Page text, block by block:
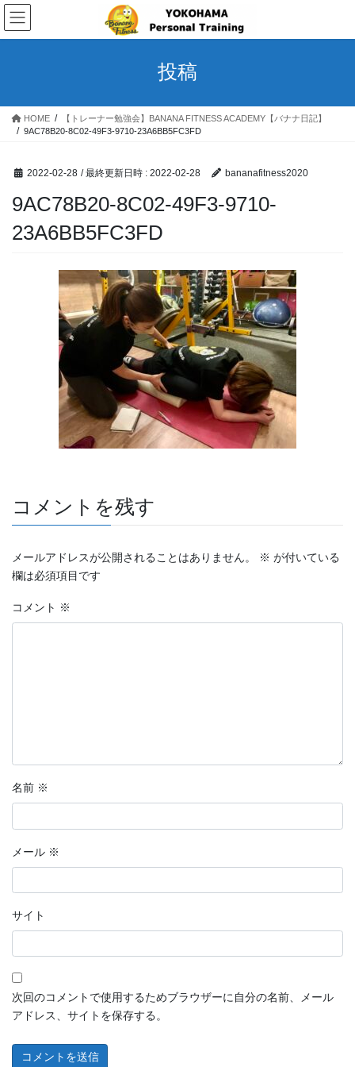
コ
ン
テ
ス
ナ
ビ
ゲ
ン
投稿
HOME
【トレーナー勉強会】BANANA FITNESS ACADEMY【バナナ日記】
9AC78B20-8C02-49F3-9710-23A6BB5FC3FD
2022-02-28 / 最終更新日時 : 2022-02-28 bananafitness2020
9AC78B20-8C02-49F3-9710-
23A6BB5FC3FD
コメントを残す
メールアドレスが公開されることはありません。 ※ が付いている
欄は必須項目です
コメント ※
名前 ※
メール ※
サイト
次回のコメントで使用するためブラウザーに自分の名前、メール
アドレス、サイトを保存する。